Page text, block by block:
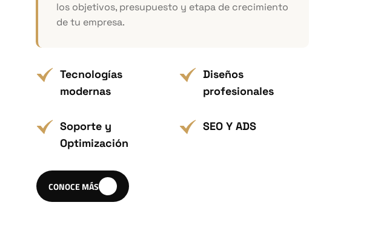
los objetivos, presupuesto y etapa de crecimiento
de tu empresa.
Tecnologías
modernas
Diseños
profesionales
Soporte y
Optimización
SEO Y ADS
CONOCE MÁS